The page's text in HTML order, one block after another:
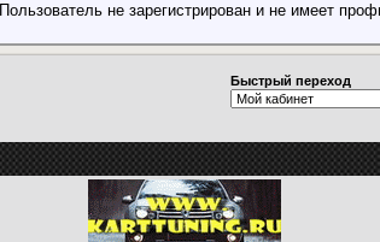
Пользователь не зарегистрирован и не имеет
Быстрый переход